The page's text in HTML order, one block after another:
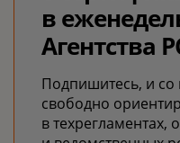
в
Агентства
Подпишитесь, и
свободно
в техрегламентах,